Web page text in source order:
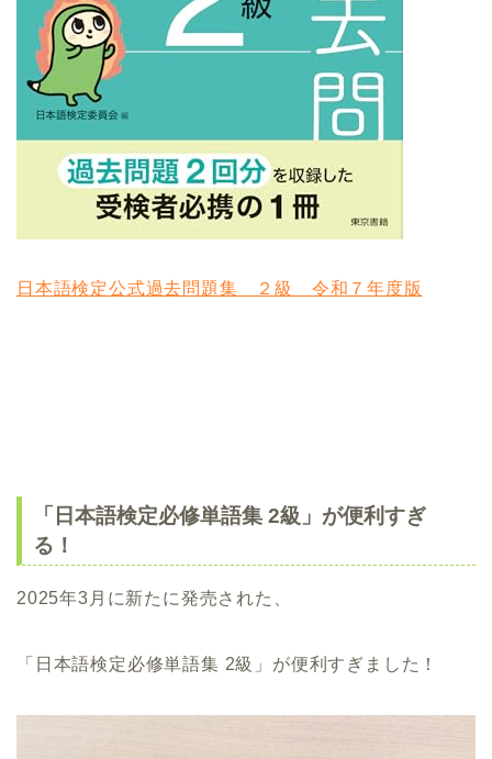
日本語検定公式過去問題集 ２級 令和７年度版
「日本語検定必修単語集 2級」が便利すぎ
る！
2025年3月に新たに発売された、
「日本語検定必修単語集 2級」が便利すぎました！